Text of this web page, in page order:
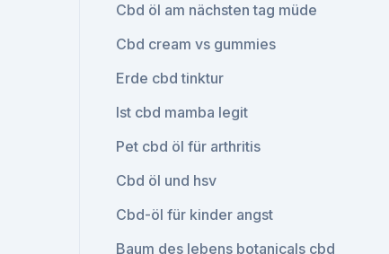
Cbd öl am nächsten tag müde
Cbd cream vs gummies
Erde cbd tinktur
Ist cbd mamba legit
Pet cbd öl für arthritis
Cbd öl und hsv
Cbd-öl für kinder angst
Baum des lebens botanicals cbd